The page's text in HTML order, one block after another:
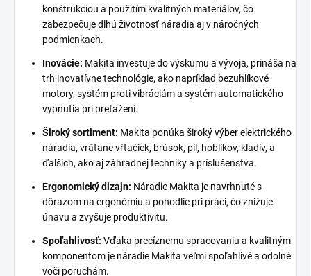
konštrukciou a použitím kvalitných materiálov, čo
zabezpečuje dlhú životnosť náradia aj v náročných
podmienkach.
Inovácie: Makita investuje do výskumu a vývoja, prináša na
trh inovatívne technológie, ako napríklad bezuhlíkové
motory, systém proti vibráciám a systém automatického
vypnutia pri preťažení.
Široký sortiment: Makita ponúka široký výber elektrického
náradia, vrátane vŕtačiek, brúsok, píl, hoblíkov, kladív, a
ďalších, ako aj záhradnej techniky a príslušenstva.
Ergonomický dizajn: Náradie Makita je navrhnuté s
dôrazom na ergonómiu a pohodlie pri práci, čo znižuje
únavu a zvyšuje produktivitu.
Spoľahlivosť: Vďaka precíznemu spracovaniu a kvalitným
komponentom je náradie Makita veľmi spoľahlivé a odolné
voči poruchám.